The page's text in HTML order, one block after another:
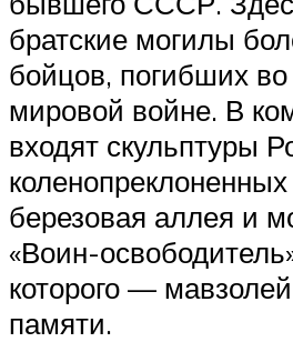
братские могилы
бойцов, погибших
мировой войне. В
входят скульптуры
коленопреклоненных
березовая аллея и
«Воин-
которого — мавзолей
памяти.